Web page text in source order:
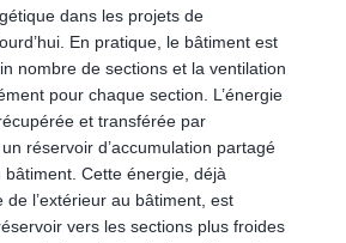
dans les projets de
En pratique, le bâtiment est
nombre de sections et la ventilation
pour chaque section. L’énergie
et transférée par
un réservoir d’accumulation partagé
bâtiment. Cette énergie, déjà
l’extérieur au bâtiment, est
vers les sections plus froides